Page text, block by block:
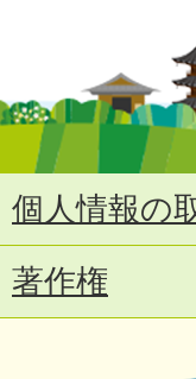
個人情報の
著作権